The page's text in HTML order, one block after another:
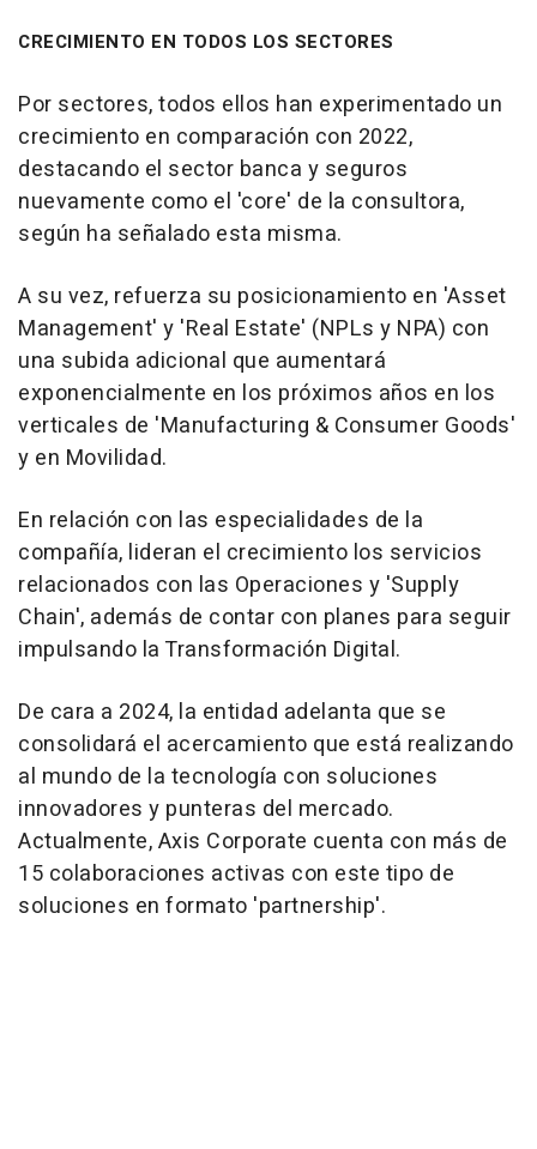
CRECIMIENTO EN TODOS LOS SECTORES
Por sectores, todos ellos han experimentado un
crecimiento en comparación con 2022,
destacando el sector banca y seguros
nuevamente como el 'core' de la consultora,
según ha señalado esta misma.
A su vez, refuerza su posicionamiento en 'Asset
Management' y 'Real Estate' (NPLs y NPA) con
una subida adicional que aumentará
exponencialmente en los próximos años en los
verticales de 'Manufacturing & Consumer Goods'
y en Movilidad.
En relación con las especialidades de la
compañía, lideran el crecimiento los servicios
relacionados con las Operaciones y 'Supply
Chain', además de contar con planes para seguir
impulsando la Transformación Digital.
De cara a 2024, la entidad adelanta que se
consolidará el acercamiento que está realizando
al mundo de la tecnología con soluciones
innovadores y punteras del mercado.
Actualmente, Axis Corporate cuenta con más de
15 colaboraciones activas con este tipo de
soluciones en formato 'partnership'.